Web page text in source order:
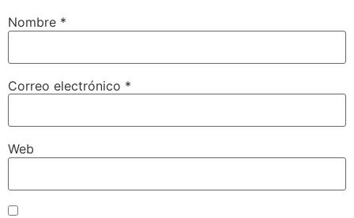
Nombre *
Correo electrónico *
Web